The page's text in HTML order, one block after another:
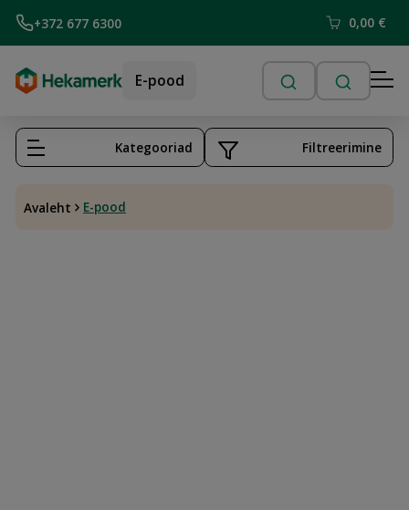
+372 677 6300 0,00 €
E-pood
Avaleht E-pood
Kategooriad Filtreerimine